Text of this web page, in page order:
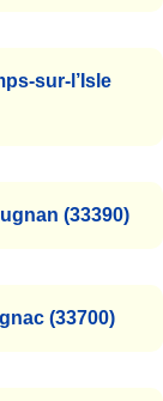
sur-l’Isle
(33390)
(33700)